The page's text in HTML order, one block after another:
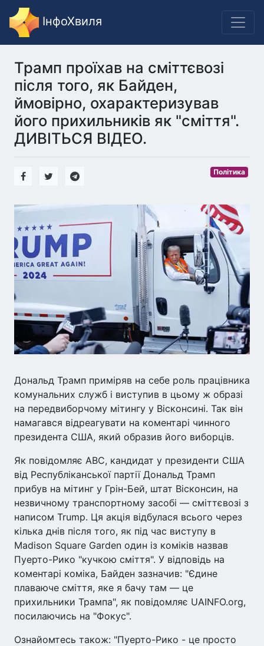
ІнфоХвиля
Трамп проїхав на сміттєвозі
після того, як Байден,
ймовірно, охарактеризував
його прихильників як "сміття".
ДИВІТЬСЯ ВІДЕО.
Політика
Дональд Трамп приміряв на себе роль працівника
комунальних служб і виступив в цьому ж образі
на передвиборчому мітингу у Вісконсині. Так він
намагався відреагувати на коментарі чинного
президента США, який образив його виборців.
Як повідомляє ABC, кандидат у президенти США
від Республіканської партії Дональд Трамп
прибув на мітинг у Грін-Бей, штат Вісконсин, на
незвичному транспортному засобі — сміттєвозі з
написом Trump. Ця акція відбулася всього через
кілька днів після того, як під час виступу в
Madison Square Garden один із коміків назвав
Пуерто-Рико "кучкою сміття". У відповідь на
коментарі коміка, Байден зазначив: "Єдине
плаваюче сміття, яке я бачу там — це
прихильники Трампа", як повідомляє UAINFO.org,
посилаючись на "Фокус".
Ознайомтесь також: "Пуерто-Рико - це просто